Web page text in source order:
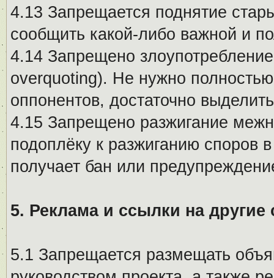
4.13 Запрещается поднятие
сообщить какой-либо важной и
4.14 Запрещено
overquoting). Не нужно
оппонентов, достаточно
4.15 Запрещено разжигание
подоплёку к разжиганию споров
получает бан или
5. Реклама и ссылки на другие
5.1 Запрещается размещать